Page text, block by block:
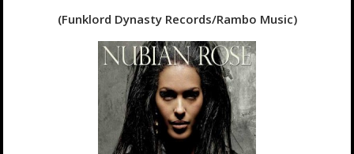
(Funklord Dynasty Records/Rambo Music)